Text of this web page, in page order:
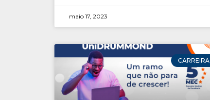
maio 17, 2023
CARREIRA